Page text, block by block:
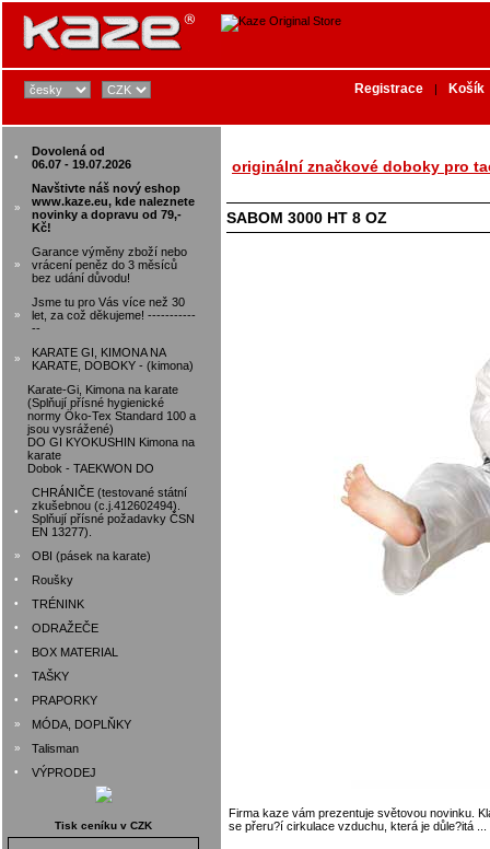
•
Dovolená od
06.07 - 19.07.2026
»
Navštivte náš nový eshop
www.kaze.eu, kde naleznete
novinky a dopravu od 79,-
Kč!
»
Garance výměny zboží nebo
vrácení peněz do 3 měsíců
bez udání důvodu!
»
Jsme tu pro Vás více než 30
let, za což děkujeme! -----------
--
»
KARATE GI, KIMONA NA
KARATE, DOBOKY - (kimona)
Karate-Gi, Kimona na karate
(Splňují přísné hygienické
normy Öko-Tex Standard 100 a
jsou vysrážené)
DO GI KYOKUSHIN Kimona na
karate
Dobok - TAEKWON DO
•
CHRÁNIČE (testované státní
zkušebnou (c.j.412602494).
Splňují přísné požadavky ČSN
EN 13277).
» OBI (pásek na karate)
• Roušky
• TRÉNINK
• ODRAŽEČE
• BOX MATERIAL
• TAŠKY
• PRAPORKY
» MÓDA, DOPLŇKY
» Talisman
• VÝPRODEJ
Tisk ceníku v CZK
Registrace | Košík
originální značkové doboky pro
SABOM 3000 HT 8 OZ
Firma kaze vám prezentuje světovou novinku.
se přeru?í cirkulace vzduchu, která je důle?itá ...